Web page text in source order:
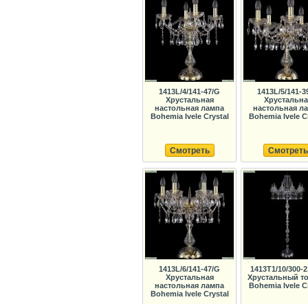
1413L/4/141-47/G
Хрустальная
настольная лампа
Bohemia Ivele Crystal
Смотреть
1413L/5/141-
настольная
Bohemia Ivele
Смотреть
1413L/6/141-47/G
Хрустальная
настольная лампа
Bohemia Ivele Crystal
1413T1/10/300-
Хрустальный
Bohemia Ivele